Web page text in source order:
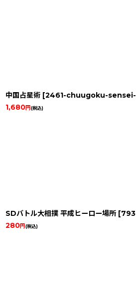
中国占星術 [2461-chuugoku-
1,680円(税込)
SDバトル大相撲 平成ヒーロー場所 [
280円(税込)